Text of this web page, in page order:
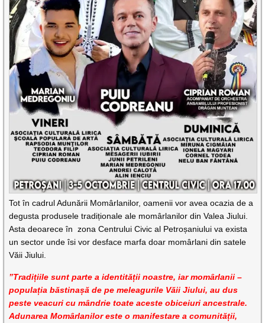
Tot în cadrul Adunării Momârlanilor, oamenii vor avea ocazia de a
degusta produsele tradiționale ale momârlanilor din Valea Jiului.
Asta deoarece în zona Centrului Civic al Petroșaniului va exista
un sector unde îsi vor desface marfa doar momârlani din satele
Văii Jiului.
”Tradițiile sunt parte a identității noastre, iar momârlanii –
populația băstinașă de pe meleagurile Văii Jiului, au dus
peste veacuri cu mândrie toate aceste obiceiuri ancestrale.
Adunarea Momârlanilor este o manifestare a comunității,